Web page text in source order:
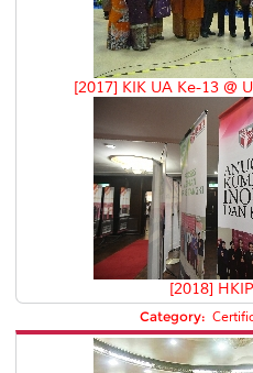
[2017] KIK UA Ke-13 @
[2018]
Category: